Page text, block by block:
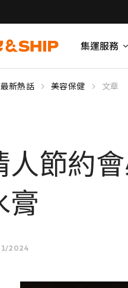
集運服務
最新熱話 美容保健 文章
人節約
膏
2024